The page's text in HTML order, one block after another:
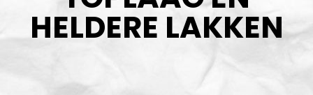
HELDERE LAKKEN